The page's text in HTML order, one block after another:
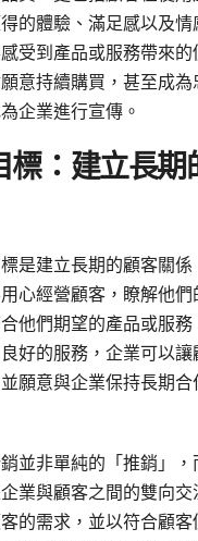
的體驗、滿足感以及情
受到產品或服務帶來的
意持續購買，甚至成為
企業進行宣傳。
標：建立長期
是建立長期的顧客關係
心經營顧客，瞭解他們
他們期望的產品或服務
好的服務，企業可以讓
願意與企業保持長期合
並非單純的「推銷」，
企業與顧客之間的雙向交
的需求，並以符合顧客